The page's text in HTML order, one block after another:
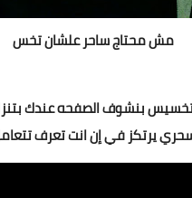
مش محتاج ساحر علشان تخس
يرتكز في إن انت تعرف